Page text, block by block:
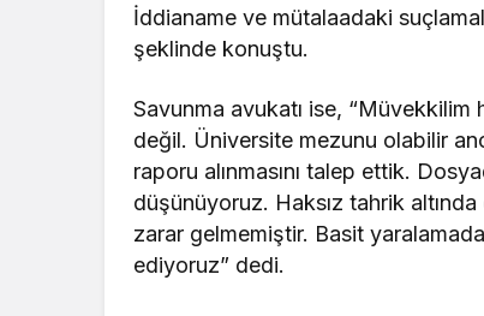
İddianame ve mütalaadaki
şeklinde konuştu.
Savunma avukatı ise, “Müvekkilim
değil. Üniversite mezunu olabilir
raporu alınmasını talep ettik.
düşünüyoruz. Haksız tahrik
zarar gelmemiştir. Basit
ediyoruz” dedi.